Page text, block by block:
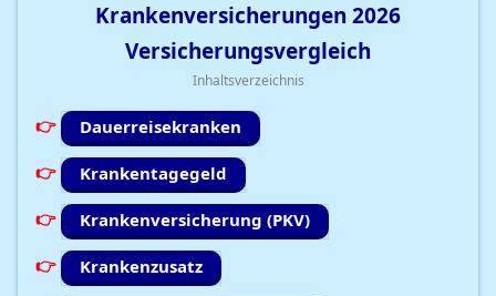
Krankenversicherungen 2026
Versicherungsvergleich
Inhaltsverzeichnis
Dauerreisekranken
Krankentagegeld
Krankenversicherung (PKV)
Krankenzusatz